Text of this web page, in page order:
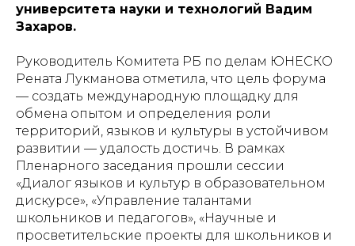
университета науки и технологий Вадим
Захаров.
Руководитель Комитета РБ по делам ЮНЕСКО
Рената Лукманова отметила, что цель форума
— создать международную площадку для
обмена опытом и определения роли
территорий, языков и культуры в устойчивом
развитии — удалость достичь. В рамках
Пленарного заседания прошли сессии
«Диалог языков и культур в образовательном
дискурсе», «Управление талантами
школьников и педагогов», «Научные и
просветительские проекты для школьников и